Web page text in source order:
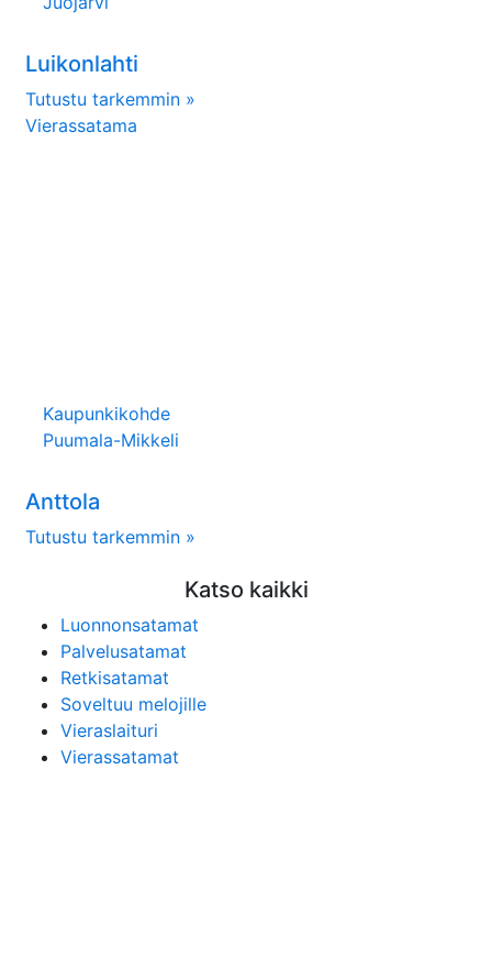
Luikonlahti
Tutustu tarkemmin »
Vierassatama
Kaupunkikohde
Puumala-Mikkeli
Anttola
Tutustu tarkemmin »
Katso kaikki
Luonnonsatamat
Palvelusatamat
Retkisatamat
Soveltuu melojille
Vieraslaituri
Vierassatamat